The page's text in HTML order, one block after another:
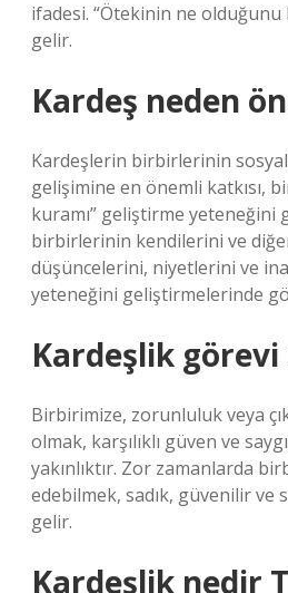
ifadesi. “Ötekinin ne olduğunu
gelir.
Kardeş neden
Kardeşlerin birbirlerinin
gelişimine en önemli katkısı,
kuramı” geliştirme yeteneğini
birbirlerinin kendilerini ve
düşüncelerini, niyetlerini ve
yeteneğini geliştirmelerinde
Kardeşlik görevi
Birbirimize, zorunluluk veya
olmak, karşılıklı güven ve
yakınlıktır. Zor zamanlarda
edebilmek, sadık, güvenilir ve
gelir.
Kardeşlik nedir